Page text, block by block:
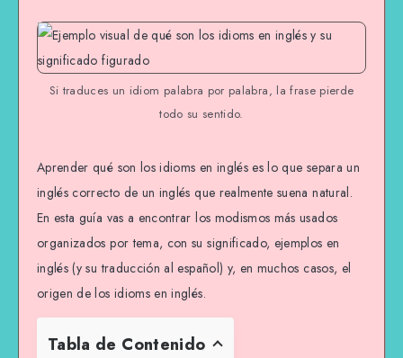
Si traduces un idiom palabra por palabra, la frase pierde
todo su sentido.
Aprender qué son los idioms en inglés es lo que separa un
inglés correcto de un inglés que realmente suena natural.
En esta guía vas a encontrar los modismos más usados
organizados por tema, con su significado, ejemplos en
inglés (y su traducción al español) y, en muchos casos, el
origen de los idioms en inglés.
Tabla de Contenido